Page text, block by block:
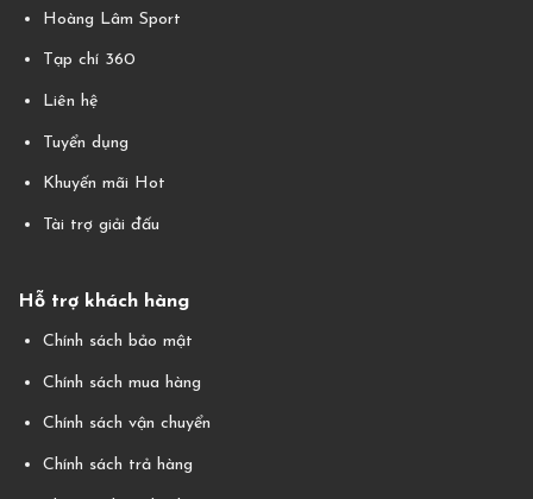
Hoàng Lâm Sport
Tạp chí 360
Liên hệ
Tuyển dụng
Khuyến mãi Hot
Tài trợ giải đấu
Hỗ trợ khách hàng
Chính sách bảo mật
Chính sách mua hàng
Chính sách vận chuyển
Chính sách trả hàng